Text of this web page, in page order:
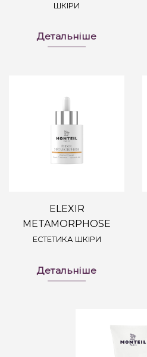
ШКІРИ
Детальніше
ELEXIR
METAMORPHOSE
ЕСТЕТИКА ШКІРИ
Детальніше